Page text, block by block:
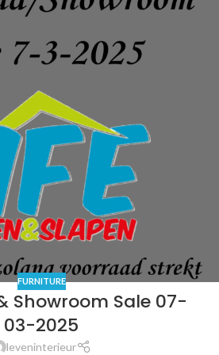
FURNITURE
Showroom Sale 07-
03-2025
leveninterieur